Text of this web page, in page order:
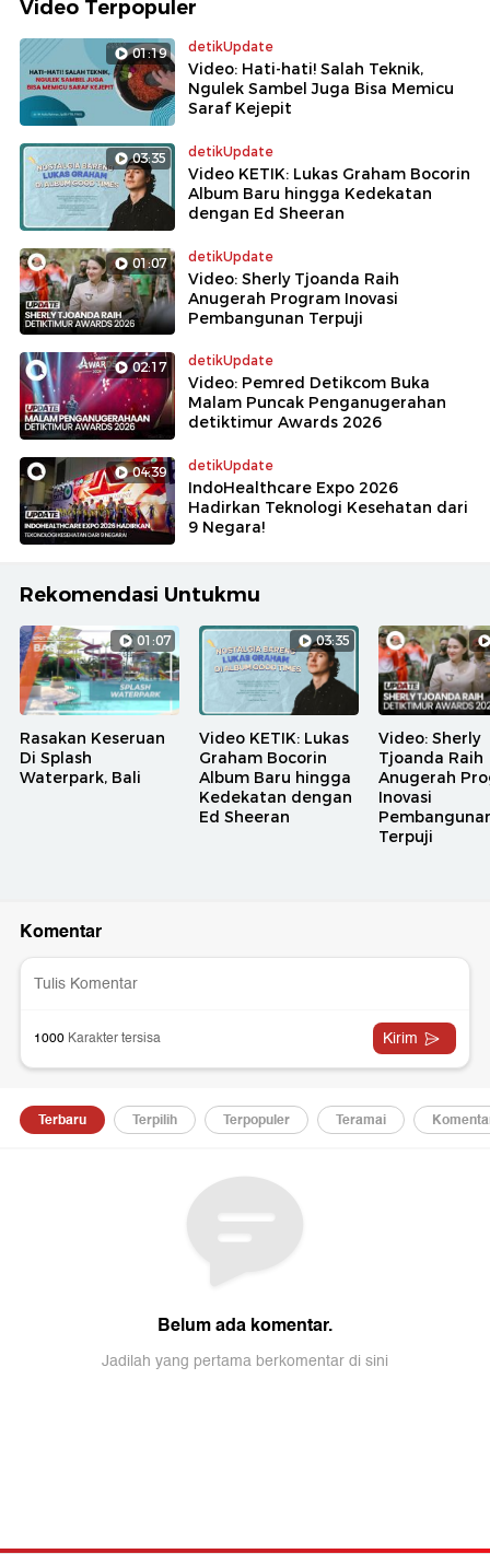
Video Terpopuler
01:19 detikUpdate
Video: Hati-hati! Salah Teknik,
Ngulek Sambel Juga Bisa Memicu
Saraf Kejepit
03:35 detikUpdate
Video KETIK: Lukas Graham Bocorin
Album Baru hingga Kedekatan
dengan Ed Sheeran
01:07 detikUpdate
Video: Sherly Tjoanda Raih
Anugerah Program Inovasi
Pembangunan Terpuji
02:17 detikUpdate
Video: Pemred Detikcom Buka
Malam Puncak Penganugerahan
detiktimur Awards 2026
04:39 detikUpdate
IndoHealthcare Expo 2026
Hadirkan Teknologi Kesehatan dari
9 Negara!
Rekomendasi Untukmu
01:07
Rasakan Keseruan
Di Splash
Waterpark, Bali
03:35
Video KETIK: Lukas
Graham Bocorin
Album Baru hingga
Kedekatan dengan
Ed Sheeran
Video: Sherly
Tjoanda Raih
Anugerah
Inovasi
Terpuji